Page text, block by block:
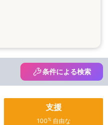
条件による検索
支援
100%自由な